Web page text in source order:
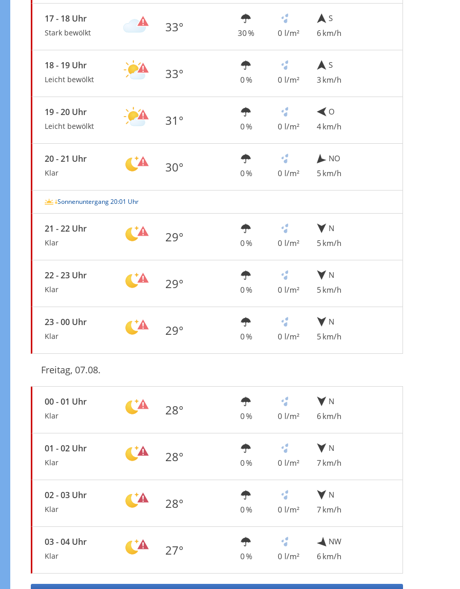
17 - 18 Uhr
Stark bewölkt 33° 30 % 0 l/m²
S
6 km/h
18 - 19 Uhr
Leicht bewölkt 33° 0 % 0 l/m²
S
3 km/h
19 - 20 Uhr
Leicht bewölkt 31° 0 % 0 l/m²
O
4 km/h
20 - 21 Uhr
Klar 30° 0 % 0 l/m²
NO
5 km/h
Sonnenuntergang 20:01 Uhr
21 - 22 Uhr
Klar 29° 0 % 0 l/m²
N
5 km/h
22 - 23 Uhr
Klar 29° 0 % 0 l/m²
N
5 km/h
23 - 00 Uhr
Klar 29° 0 % 0 l/m²
N
5 km/h
Freitag, 07.08.
00 - 01 Uhr
Klar 28° 0 % 0 l/m²
N
6 km/h
01 - 02 Uhr
Klar 28° 0 % 0 l/m²
N
7 km/h
02 - 03 Uhr
Klar 28° 0 % 0 l/m²
N
7 km/h
03 - 04 Uhr
Klar 27° 0 % 0 l/m²
NW
6 km/h